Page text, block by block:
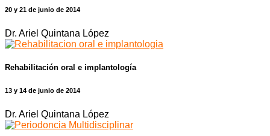
20 y 21 de junio de 2014
Dr. Ariel Quintana López
Rehabilitación oral e implantología
13 y 14 de junio de 2014
Dr. Ariel Quintana López